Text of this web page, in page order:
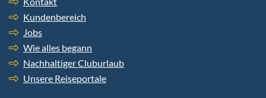
Kundenbereich
Jobs
Wie alles begann
Nachhaltiger Cluburlaub
Unsere Reiseportale